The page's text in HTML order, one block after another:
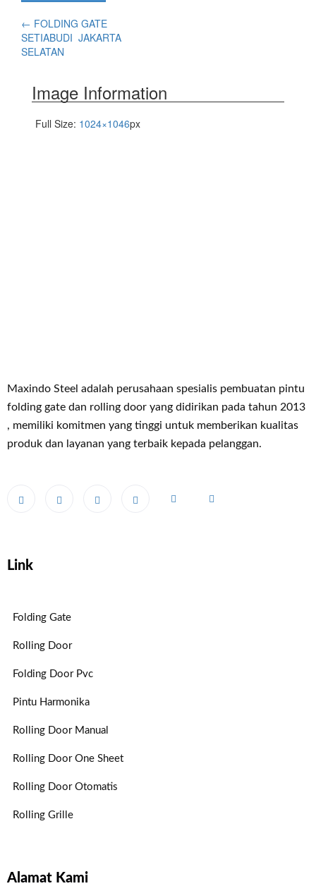
← FOLDING GATE
SETIABUDI JAKARTA
SELATAN
Image Information
Full Size: 1024×1046px
Maxindo Steel adalah perusahaan spesialis pembuatan pintu
folding gate dan rolling door yang didirikan pada tahun 2013
, memiliki komitmen yang tinggi untuk memberikan kualitas
produk dan layanan yang terbaik kepada pelanggan.
Link
Folding Gate
Rolling Door
Folding Door Pvc
Pintu Harmonika
Rolling Door Manual
Rolling Door One Sheet
Rolling Door Otomatis
Rolling Grille
Alamat Kami